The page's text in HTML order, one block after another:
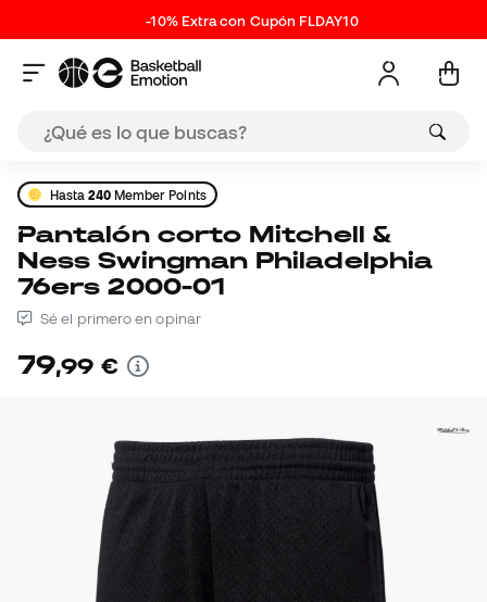
-10% Extra con Cupón FLDAY10
Hasta240Member Points
Pantalón corto Mitchell &
Ness Swingman Philadelphia
76ers 2000-01
Sé el primero en opinar
79,99 €